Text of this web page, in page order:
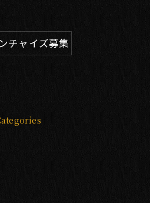
チャイズ募集